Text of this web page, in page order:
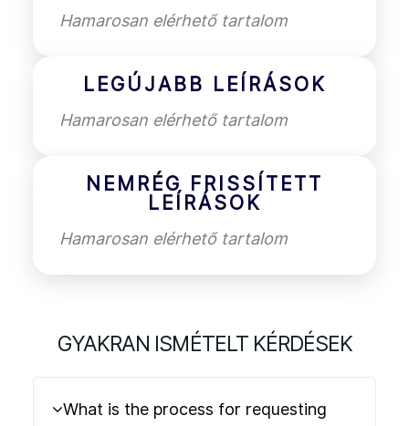
Hamarosan elérhető tartalom
LEGÚJABB LEÍRÁSOK
Hamarosan elérhető tartalom
NEMRÉG FRISSÍTETT
LEÍRÁSOK
Hamarosan elérhető tartalom
GYAKRAN ISMÉTELT KÉRDÉSEK
What is the process for requesting